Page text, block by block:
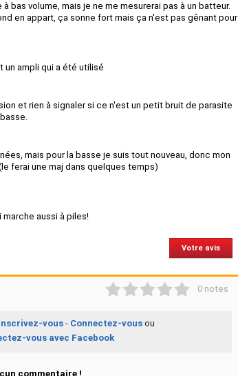
bas volume, mais je ne me mesurerai pas à un batteur.
en appart, ça sonne fort mais ça n'est pas gênant pour
un ampli qui a été utilisé
et rien à signaler si ce n'est un petit bruit de parasite
mais pour la basse je suis tout nouveau, donc mon
ferai une maj dans quelques temps)
aussi à piles!
Votre avis
0 notes
vous- Connectez-vous ou
vous avec Facebook
commentaire !